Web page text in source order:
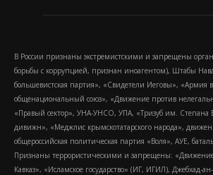
В России признаны экстремистскими и запрещены
борьбы с коррупцией, признан иноагентом), Штабы
большевистская партия», «Свидетели Иеговы», «Армия
общенациональный союз», «Движение против
«Правый сектор», УНА-УНСО, УПА, «Тризуб им. Степана
дивижн», «Меджлис крымскотатарского народа»,
общероссийская политическая партия «Воля», АУЕ,
Признаны террористическими и запрещены:
Кавказ», «Исламское государство» (ИГ, ИГИЛ), Джебхад-